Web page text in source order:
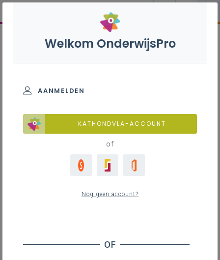
Inhoudstafel
Zorg als een continuüm
- brede basiszorg - goed onderwijs -
Handelingsgericht werken (HGW) als motor
Welkom OnderwijsPro
AANMELDEN
KATHONDVLA-ACCOUNT
of
Nog geen account?